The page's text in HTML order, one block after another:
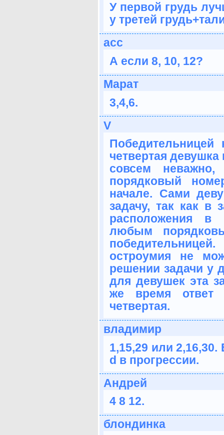
У первой грудь
у третей
асс
А если 8, 10, 12?
Марат
3,4,6.
V
Победительницей
четвертая
совсем
порядковый
начале. Сами
задачу, так как в
расположения
любым
остроумия не
решении задачи у
для девушек эта
же время ответ
четвертая.
владимир
1,15,29 или
d в прогрессии.
Андрей
4 8 12.
блондинка